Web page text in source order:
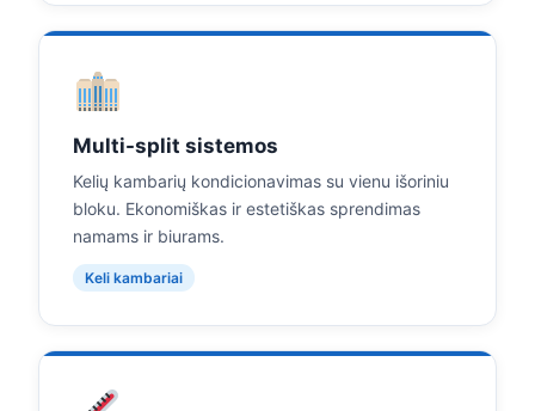
Multi-split sistemos
Kelių kambarių kondicionavimas su vienu išoriniu
bloku. Ekonomiškas ir estetiškas sprendimas
namams ir biurams.
Keli kambariai